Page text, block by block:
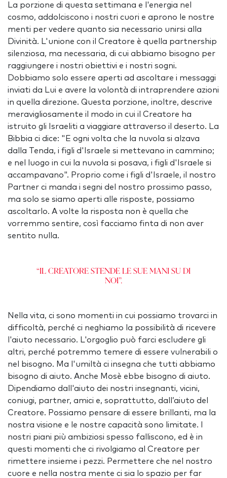
La porzione di questa settimana e l'energia nel
cosmo, addolciscono i nostri cuori e aprono le nostre
menti per vedere quanto sia necessario unirsi alla
Divinità. L'unione con il Creatore è quella partnership
silenziosa, ma necessaria, di cui abbiamo bisogno per
raggiungere i nostri obiettivi e i nostri sogni.
Dobbiamo solo essere aperti ad ascoltare i messaggi
inviati da Lui e avere la volontà di intraprendere azioni
in quella direzione. Questa porzione, inoltre, descrive
meravigliosamente il modo in cui il Creatore ha
istruito gli Israeliti a viaggiare attraverso il deserto. La
Bibbia ci dice: "E ogni volta che la nuvola si alzava
dalla Tenda, i figli d'Israele si mettevano in cammino;
e nel luogo in cui la nuvola si posava, i figli d'Israele si
accampavano". Proprio come i figli d'Israele, il nostro
Partner ci manda i segni del nostro prossimo passo,
ma solo se siamo aperti alle risposte, possiamo
ascoltarlo. A volte la risposta non è quella che
vorremmo sentire, così facciamo finta di non aver
sentito nulla.
“Il Creatore stende le Sue mani su di
noi”.
Nella vita, ci sono momenti in cui possiamo trovarci in
difficoltà, perché ci neghiamo la possibilità di ricevere
l'aiuto necessario. L'orgoglio può farci escludere gli
altri, perché potremmo temere di essere vulnerabili o
nel bisogno. Ma l'umiltà ci insegna che tutti abbiamo
bisogno di aiuto. Anche Mosè ebbe bisogno di aiuto.
Dipendiamo dall'aiuto dei nostri insegnanti, vicini,
coniugi, partner, amici e, soprattutto, dall’aiuto del
Creatore. Possiamo pensare di essere brillanti, ma la
nostra visione e le nostre capacità sono limitate. I
nostri piani più ambiziosi spesso falliscono, ed è in
questi momenti che ci rivolgiamo al Creatore per
rimettere insieme i pezzi. Permettere che nel nostro
cuore e nella nostra mente ci sia lo spazio per far